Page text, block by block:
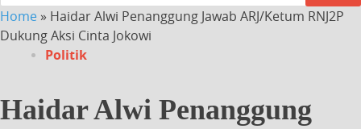
Home » Haidar Alwi Penanggung Jawab ARJ/Ketum RNJ2P
Dukung Aksi Cinta Jokowi
Politik
Haidar Alwi Penanggung